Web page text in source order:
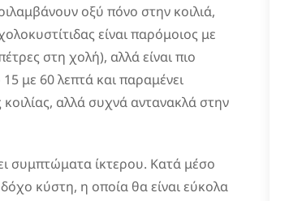
οξύ πόνο στην κοιλιά,
είναι παρόμοιος με
στη χολή), αλλά είναι πιο
με 60 λεπτά και παραμένει
αλλά συχνά αντανακλά στην
συμπτώματα ίκτερου. Κατά μέσο
κύστη, η οποία θα είναι εύκολα